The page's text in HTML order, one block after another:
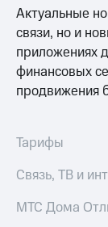
Актуальные
связи, но и
приложениях
финансовых
продвижения
Тарифы
Связь, ТВ и
МТС Дома